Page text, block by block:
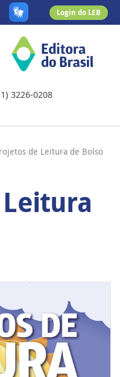
Login do LEB
3226-0208
de Leitura de Bolso